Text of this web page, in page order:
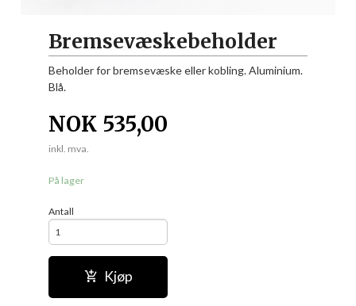
Bremsevæskebeholder
Beholder for bremsevæske eller kobling. Aluminium.
Blå.
NOK 535,00
inkl. mva.
På lager
Antall
Kjøp